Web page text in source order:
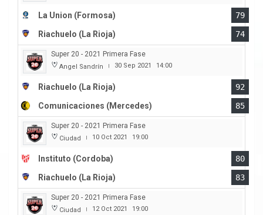
La Union (Formosa)
79
Riachuelo (La Rioja)
74
Super 20 - 2021 Primera Fase
Angel Sandrín | 30 Sep 2021 14:00
Riachuelo (La Rioja)
92
Comunicaciones (Mercedes)
85
Super 20 - 2021 Primera Fase
Ciudad | 10 Oct 2021 19:00
Instituto (Cordoba)
80
Riachuelo (La Rioja)
83
Super 20 - 2021 Primera Fase
Ciudad | 12 Oct 2021 19:00